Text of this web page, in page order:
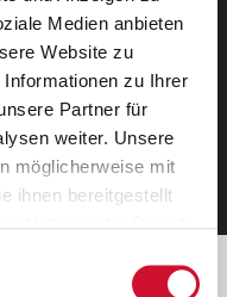
Medien anbieten
Website zu
zu Ihrer
Partner für
weiter. Unsere
möglicherweise mit
ihnen bereitgestellt
klicken, so stimmen
E-Mail.
von AWO